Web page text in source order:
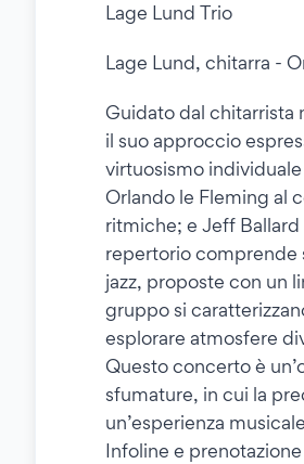
Lage Lund Trio
Lage Lund, chitarra -
Guidato dal chitarrista
il suo approccio
virtuosismo
Orlando le Fleming al
ritmiche; e Jeff
repertorio comprende
jazz, proposte con un
gruppo si
esplorare atmosfere
Questo concerto è
sfumature, in cui la
un’esperienza
Infoline e